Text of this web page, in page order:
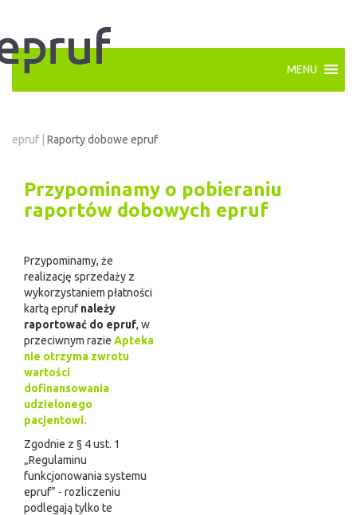
MENU
epruf Raporty dobowe epruf
Przypominamy o pobieraniu
raportów dobowych epruf
Przypominamy, że
realizację sprzedaży z
wykorzystaniem płatności
kartą epruf należy
raportować do epruf, w
przeciwnym razie Apteka
nie otrzyma zwrotu
wartości
dofinansowania
udzielonego
pacjentowi.
Zgodnie z § 4 ust. 1
„Regulaminu
funkcjonowania systemu
epruf” - rozliczeniu
podlegają tylko te